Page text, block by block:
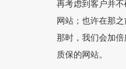
再考虑到客户并
网站；也许在那
那时，我们会加
质保的网站。